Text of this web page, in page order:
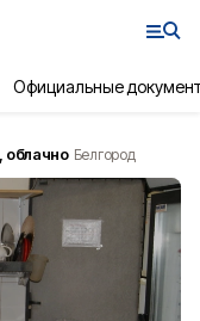
Официальные
облачно Белгород